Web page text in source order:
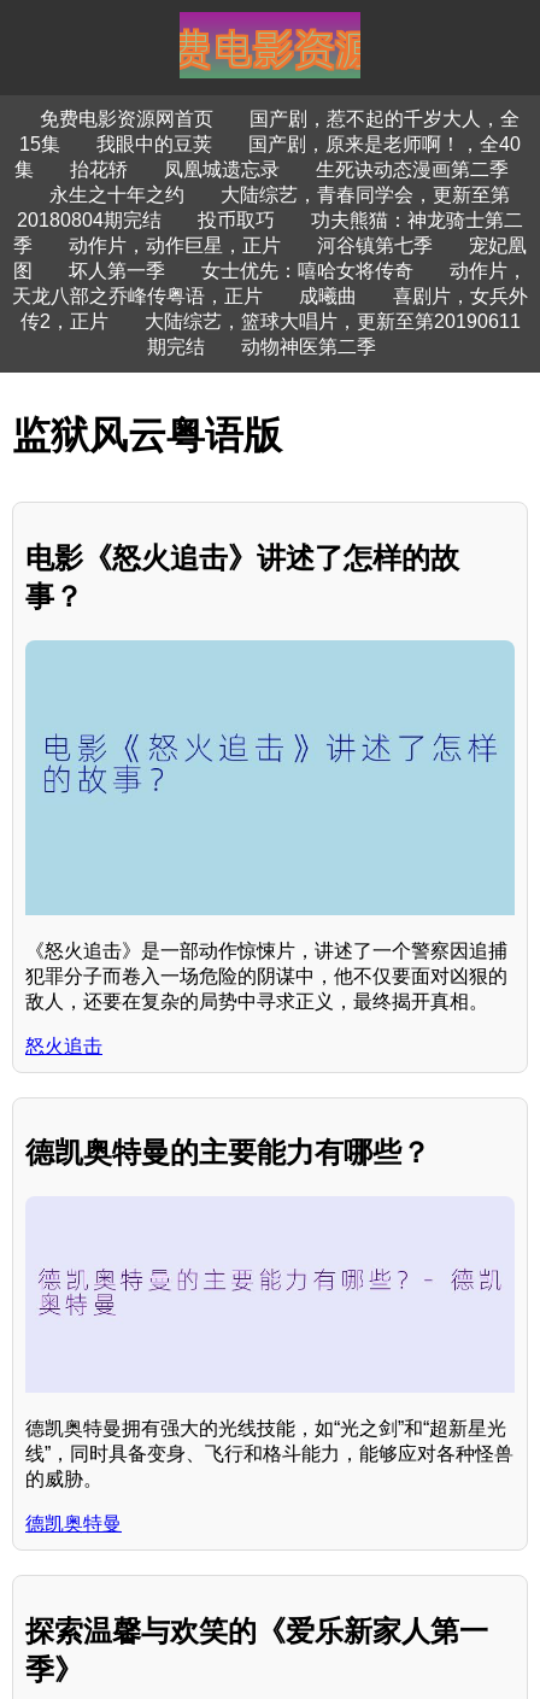
免费电影资源网首页
国产剧，惹不起的千岁大人，全
15集
我眼中的豆荚
国产剧，原来是老师啊！，全40
集
抬花轿 凤凰城遗忘录
生死诀动态漫画第二季
永生之十年之约
大陆综艺，青春同学会，更新至第
20180804期完结
投币取巧
功夫熊猫：神龙骑士第二
季
动作片，动作巨星，正片 河谷镇第七季
宠妃凰
图
坏人第一季 女士优先：嘻哈女将传奇
动作片，
天龙八部之乔峰传粤语，正片
成曦曲
喜剧片，女兵外
传2，正片
大陆综艺，篮球大唱片，更新至第20190611
期完结
动物神医第二季
监狱风云粤语版
电影《怒火追击》讲述了怎样的故
事？
《怒火追击》是一部动作惊悚片，讲述了一个警察因追捕
犯罪分子而卷入一场危险的阴谋中，他不仅要面对凶狠的
敌人，还要在复杂的局势中寻求正义，最终揭开真相。
怒火追击
德凯奥特曼的主要能力有哪些？
德凯奥特曼拥有强大的光线技能，如“光之剑”和“超新星光
线”，同时具备变身、飞行和格斗能力，能够应对各种怪兽
的威胁。
德凯奥特曼
探索温馨与欢笑的《爱乐新家人第一
季》